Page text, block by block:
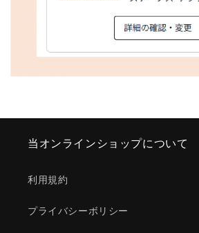
当オンラインショップについて
利用規約
プライバシーボリシー